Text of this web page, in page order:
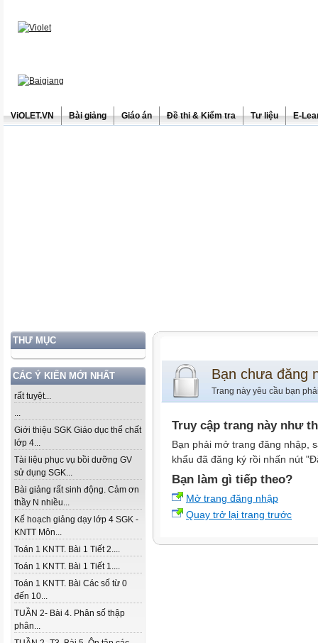
ViOLET.VN Bài giảng Giáo án Đề thi & Kiểm tra Tư liệu E-
THƯ MỤC
CÁC Ý KIẾN MỚI NHẤT
rất tuyệt...
...
Giới thiệu SGK Giáo dục thể chất
lớp 4...
Tài liệu phục vụ bồi dưỡng GV
sử dụng SGK...
Bài giảng rất sinh động. Cảm ơn
thầy N nhiều...
Kế hoạch giảng dạy lớp 4 SGK -
KNTT Môn...
Toán 1 KNTT. Bài 1 Tiết 2....
Toán 1 KNTT. Bài 1 Tiết 1....
Toán 1 KNTT. Bài Các số từ 0
đến 10...
TUẦN 2- Bài 4. Phân số thập
phân...
Bạn chưa đăng
Trang này yêu cầu bạn
Truy cập trang này như
Bạn phải mở trang đăng nhập,
khẩu đã đăng ký rồi nhấn nút
Bạn làm gì tiếp theo?
Mở trang đăng nhập
Quay trở lại trang trước